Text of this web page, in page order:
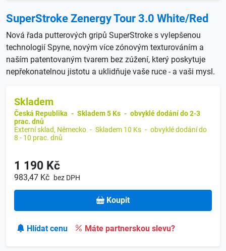
SuperStroke Zenergy Tour 3.0 White/Red
Nová řada putterových gripů SuperStroke s vylepšenou
technologií Spyne, novým více zónovým texturováním a
naším patentovaným tvarem bez zúžení, který poskytuje
nepřekonatelnou jistotu a uklidňuje vaše ruce - a vaši mysl.
Skladem
Česká Republika - Skladem 5 Ks - obvyklé dodání do 2-3
prac. dnů
Externí sklad, Německo - Skladem 10 Ks - obvyklé dodání do
8 - 10 prac. dnů
1 190 Kč
983,47 Kč bez DPH
Koupit
Hlídat cenu Máte partnerskou slevu?